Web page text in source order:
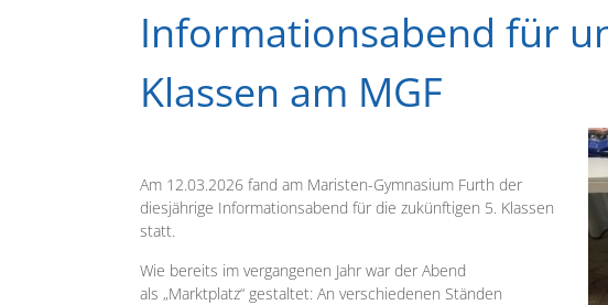
Informationsabend für
Klassen am MGF
Am 12.03.2026 fand am Maristen-Gymnasium Furth der
diesjährige Informationsabend für die zukünftigen 5. Klassen
statt.
Wie bereits im vergangenen Jahr war der Abend
als „Marktplatz“ gestaltet: An verschiedenen Ständen